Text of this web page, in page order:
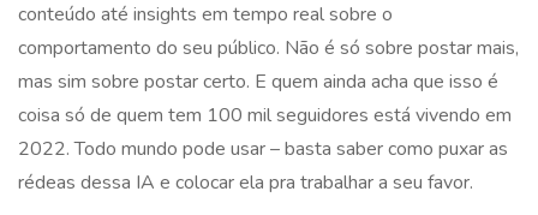
conteúdo até insights em tempo real sobre o
comportamento do seu público. Não é só sobre postar mais,
mas sim sobre postar certo. E quem ainda acha que isso é
coisa só de quem tem 100 mil seguidores está vivendo em
2022. Todo mundo pode usar – basta saber como puxar as
rédeas dessa IA e colocar ela pra trabalhar a seu favor.